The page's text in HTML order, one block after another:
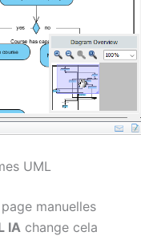
UML
manuelles
IA change cela